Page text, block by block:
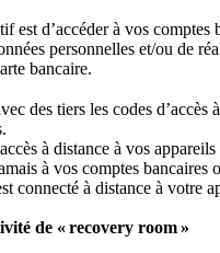
est d’accéder à vos comptes
personnelles et/ou de
bancaire.
des tiers les codes d’accès
à distance à vos
à vos comptes bancaires
connecté à distance à votre
de « recovery room »